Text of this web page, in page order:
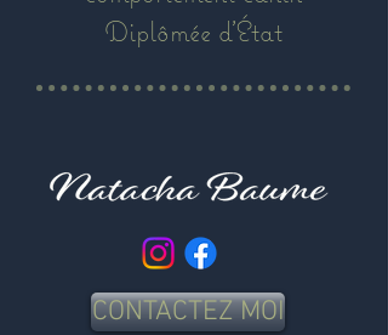
Diplômée d’État
CONTACTEZ MOI